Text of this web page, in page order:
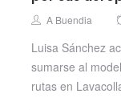
Author
A Buendia
Luisa Sánchez
sumarse al
rutas en